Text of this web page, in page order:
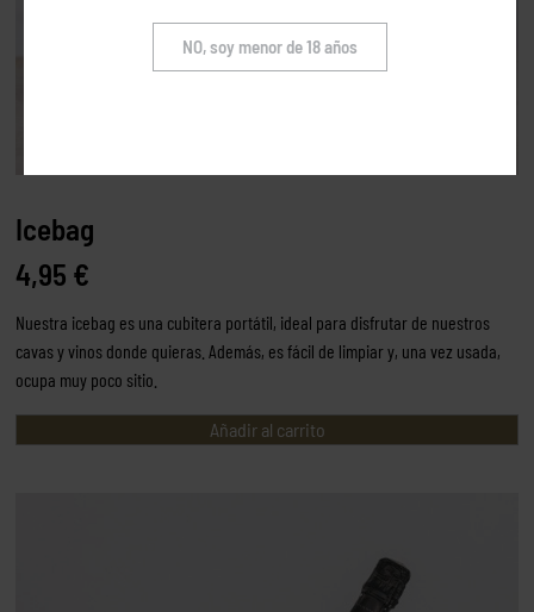
Icebag
4,95 €
Nuestra icebag es una cubitera portátil, ideal para disfrutar de nuestros
cavas y vinos donde quieras. Además, es fácil de limpiar y, una vez usada,
ocupa muy poco sitio.
Añadir al carrito
NO, soy menor de 18 años